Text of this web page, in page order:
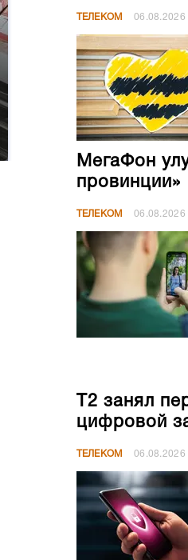
ТЕЛЕКОМ 06.08.2026
МегаФон
провинции»
ТЕЛЕКОМ 06.08.2026
Т2 занял
цифровой
ТЕЛЕКОМ 06.08.2026